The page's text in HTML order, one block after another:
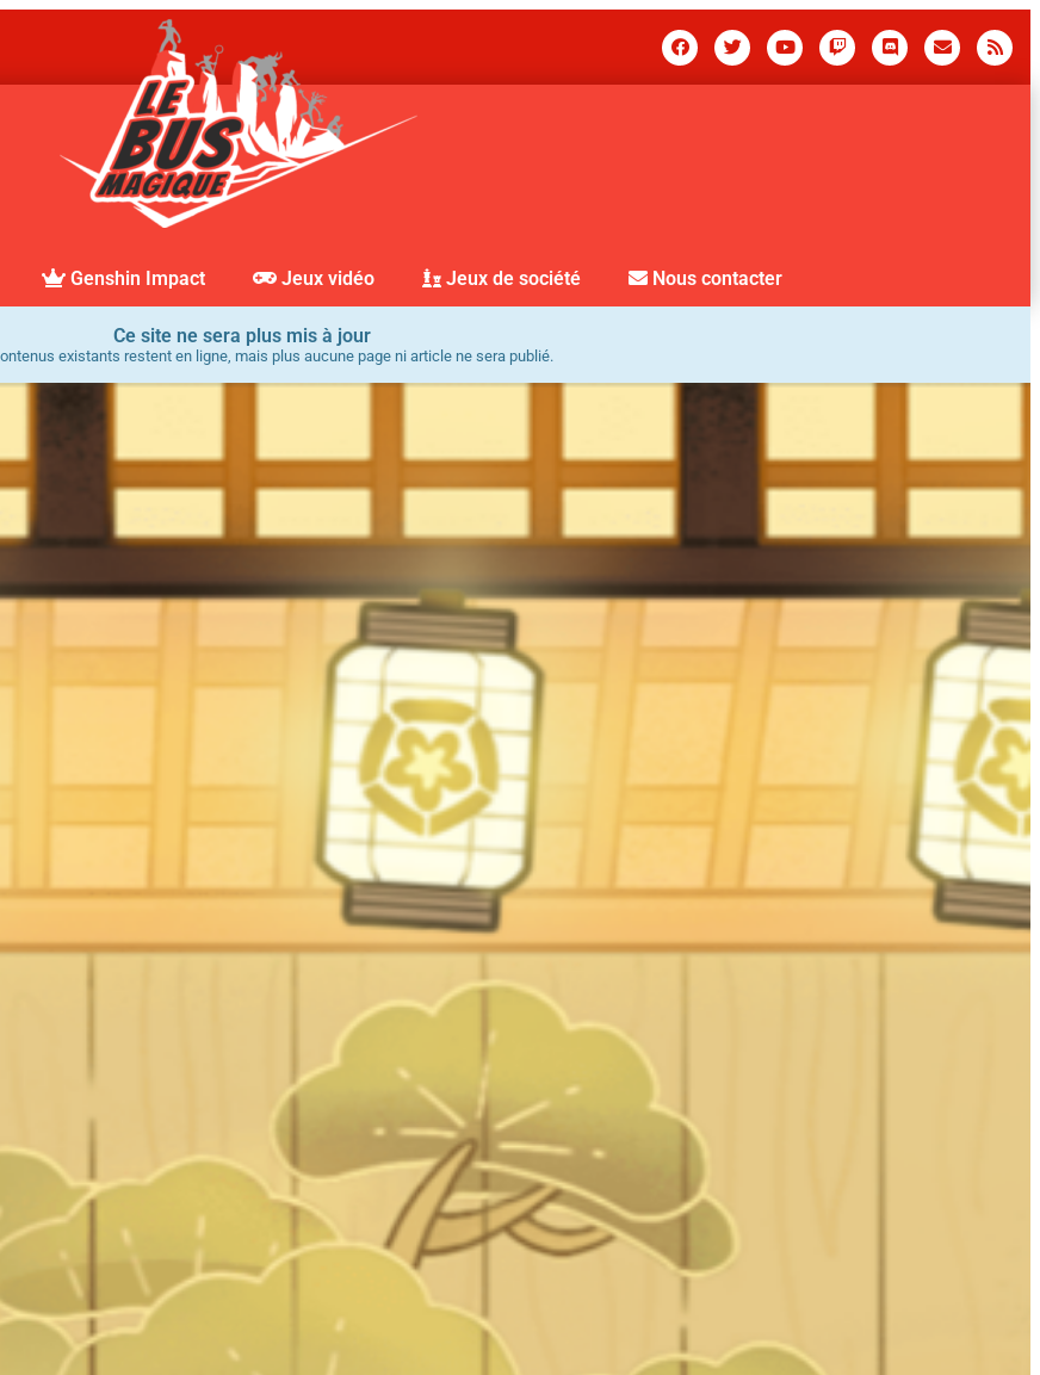
Genshin Impact Jeux vidéo Jeux de société Nous contacter
Ce site ne sera plus mis à jour
existants restent en ligne, mais plus aucune page ni article ne sera publié.